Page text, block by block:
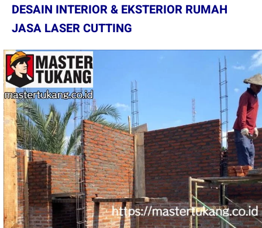
DESAIN INTERIOR & EKSTERIOR RUMAH
JASA LASER CUTTING